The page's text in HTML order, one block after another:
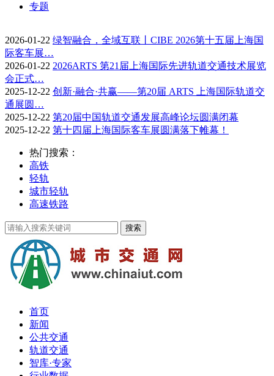
专题
2026-01-22 绿智融合，全域互联丨CIBE 2026第十五届上海国
际客车展…
2026-01-22 2026ARTS 第21届上海国际先进轨道交通技术展览
会正式…
2025-12-22 创新·融合·共赢——第20届 ARTS 上海国际轨道交
通展圆…
2025-12-22 第20届中国轨道交通发展高峰论坛圆满闭幕
2025-12-22 第十四届上海国际客车展圆满落下帷幕！
热门搜索：
高铁
轻轨
城市轻轨
高速铁路
首页
新闻
公共交通
轨道交通
智库·专家